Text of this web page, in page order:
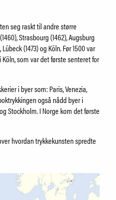
IDDIS Café & Brasserie
Venneforening
Iddisklubben
Visste du at
seg raskt til andre større
Strasbourg (1462), Augsburg
(1473) og Köln. Før 1500 var
som var det første senteret for
i byer som: Paris, Venezia,
også nådd byer i
Stockholm. I Norge kom det første
hvordan trykkekunsten spredte